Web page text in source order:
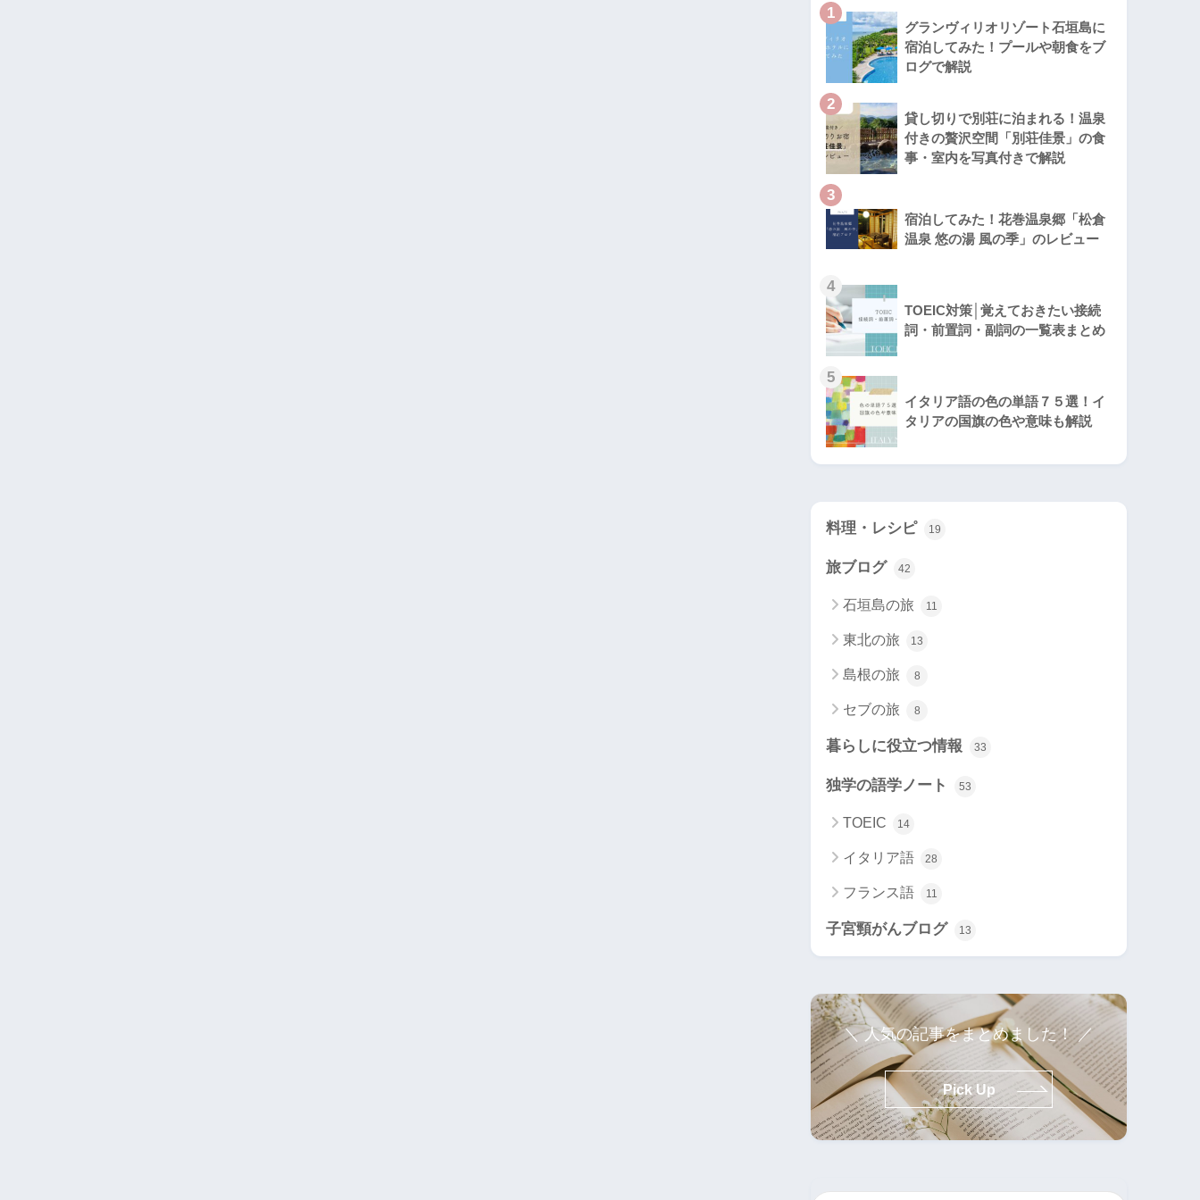
1
グランヴィリオリゾート石垣島に
宿泊してみた！プールや朝食をブ
ログで解説
2
貸し切りで別荘に泊まれる！温泉
付きの贅沢空間「別荘佳景」の食
事・室内を写真付きで解説
3
宿泊してみた！花巻温泉郷「松倉
温泉 悠の湯 風の季」のレビュー
4
TOEIC対策│覚えておきたい接続
詞・前置詞・副詞の一覧表まとめ
5
イタリア語の色の単語７５選！イ
タリアの国旗の色や意味も解説
料理・レシピ 19
旅ブログ 42
石垣島の旅 11
東北の旅 13
島根の旅 8
セブの旅 8
暮らしに役立つ情報 33
独学の語学ノート 53
TOEIC 14
イタリア語 28
フランス語 11
子宮頸がんブログ 13
＼ 人気の記事をまとめました！ ／
Pick Up